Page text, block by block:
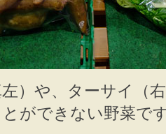
）や、ターサイ（
ができない野菜で